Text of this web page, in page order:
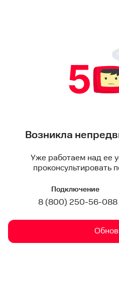
Возникла
Уже работаем над ее
проконсультировать
Подключение
8 (800) 250-56-088